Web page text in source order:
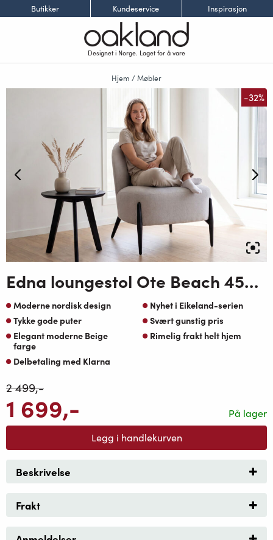
Butikker Kundeservice Inspirasjon
Designet i Norge. Laget for å vare
Hjem /Møbler
-32%
Edna loungestol Ote Beach 453 Beige
Moderne nordisk design
Nyhet i Eikeland-serien
Tykke gode puter
Svært gunstig pris
Elegant moderne Beige
farge
Rimelig frakt helt hjem
Delbetaling med Klarna
På lager
2 499,-
1 699,-
Legg i handlekurven
Beskrivelse
Frakt